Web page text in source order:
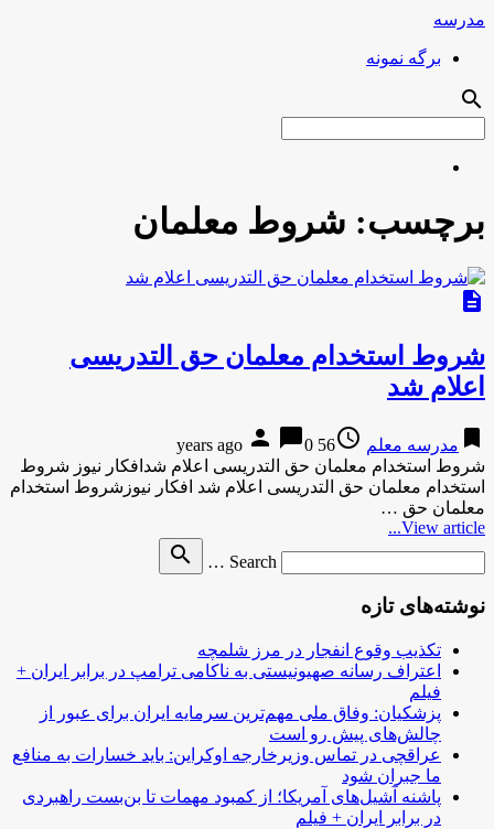
مدرسه
برگه نمونه
search
برچسب: شروط معلمان
description
شروط استخدام معلمان حق التدریسی
اعلام شد
bookmark مدرسه معلم access_time
56 years ago
person chat_bubble0
شروط استخدام معلمان حق التدریسی اعلام شدافکار نیوز شروط
استخدام معلمان حق التدریسی اعلام شد افکار نیوزشروط استخدام
معلمان حق …
View article...
Search …
search
نوشته‌های تازه
تکذیب وقوع انفجار در مرز شلمچه
اعتراف رسانه صهیونیستی به ناکامی ترامپ در برابر ایران +
فیلم
پزشکیان: وفاق ملی مهم‌ترین سرمایه ایران برای عبور از
چالش‌های پیش رو است
عراقچی در تماس وزیرخارجه اوکراین: باید خسارات به منافع
ما جبران شود
پاشنه آشیل‌های آمریکا؛ از کمبود مهمات تا بن‌بست راهبردی
در برابر ایران + فیلم